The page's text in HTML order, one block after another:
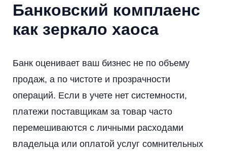
Банковский комплаенс
как зеркало хаоса
Банк оценивает ваш бизнес не по объему
продаж, а по чистоте и прозрачности
операций. Если в учете нет системности,
платежи поставщикам за товар часто
перемешиваются с личными расходами
владельца или оплатой услуг сомнительных